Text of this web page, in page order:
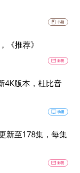
book 书籍
《推荐》
movie 影视
4K版本，杜比音
tv 动漫
新至178集，每集
movie 影视